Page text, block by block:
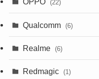
(22)
Qualcomm (6)
Realme (6)
Redmagic (1)